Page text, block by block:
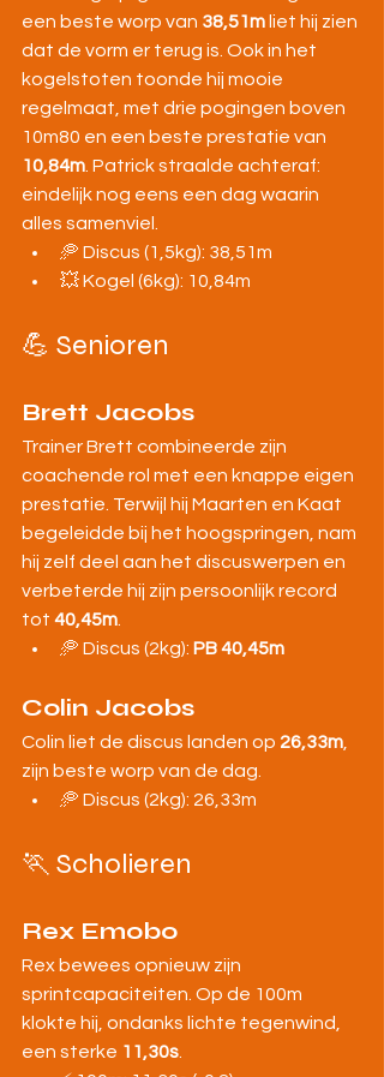
een beste worp van 38,51m liet hij zien
dat de vorm er terug is. Ook in het
kogelstoten toonde hij mooie
regelmaat, met drie pogingen boven
10m80 en een beste prestatie van
10,84m . Patrick straalde achteraf:
eindelijk nog eens een dag waarin
alles samenviel.
🥏 Discus (1,5kg): 38,51m
💥 Kogel (6kg): 10,84m
💪 Senioren
Brett Jacobs
Trainer Brett combineerde zijn
coachende rol met een knappe eigen
prestatie. Terwijl hij Maarten en Kaat
begeleidde bij het hoogspringen, nam
hij zelf deel aan het discuswerpen en
verbeterde hij zijn persoonlijk record
tot 40,45m
🥏 Discus (2kg): PB 40,45m
Colin Jacobs
Colin liet de discus landen op 26,33m
zijn beste worp van de dag.
🥏 Discus (2kg): 26,33m
🏃 Scholieren
Rex Emobo
Rex bewees opnieuw zijn
sprintcapaciteiten. Op de 100m
klokte hij, ondanks lichte tegenwind,
een sterke 11,30s